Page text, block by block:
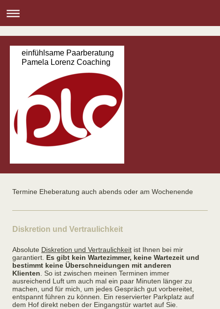
einfühlsame Paarberatung
Pamela Lorenz Coaching
Termine Eheberatung auch abends oder am Wochenende
Diskretion und Vertraulichkeit
Absolute Diskretion und Vertraulichkeit ist Ihnen bei mir
garantiert. Es gibt kein Wartezimmer, keine Wartezeit und
bestimmt keine Überschneidungen mit anderen
Klienten . So ist zwischen meinen Terminen immer
ausreichend Luft um auch mal ein paar Minuten länger zu
machen, und für mich, um jedes Gespräch gut vorbereitet,
entspannt führen zu können. Ein reservierter Parkplatz auf
dem Hof direkt neben der Eingangstür wartet auf Sie.